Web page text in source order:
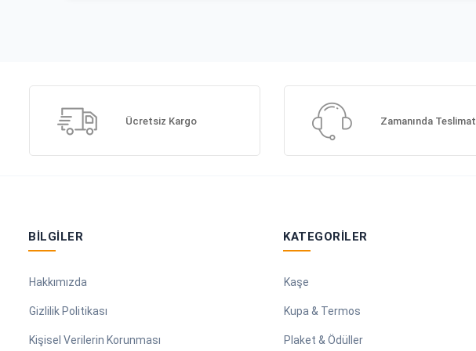
Ücretsiz Kargo Zamanında Teslimat
BILGILER
Hakkımızda
Gizlilik Politikası
Kişisel Verilerin Korunması
KATEGORILER
Kaşe
Kupa & Termos
Plaket & Ödüller